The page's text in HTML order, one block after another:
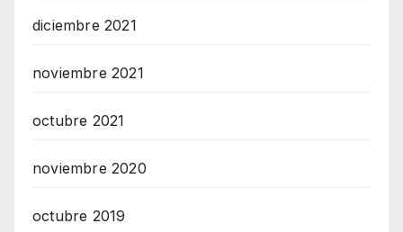
diciembre 2021
noviembre 2021
octubre 2021
noviembre 2020
octubre 2019